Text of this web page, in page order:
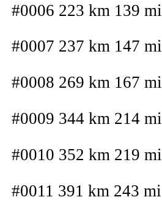
#0006 223 km 139 mi
#0007 237 km 147 mi
#0008 269 km 167 mi
#0009 344 km 214 mi
#0010 352 km 219 mi
#0011 391 km 243 mi